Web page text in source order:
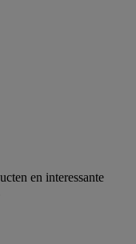
en interessante